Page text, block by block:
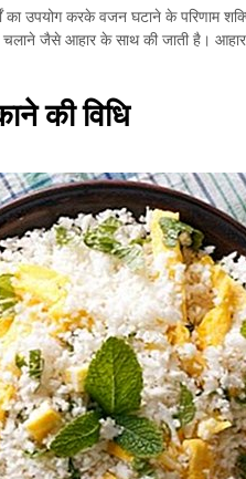
का उपयोग करके वजन घटाने के परिणाम
जैसे आहार के साथ की जाती है। आहार
की विधि